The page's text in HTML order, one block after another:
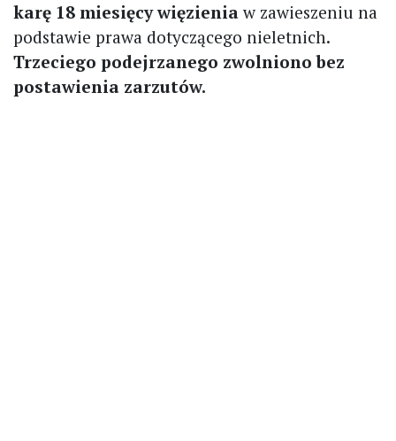
karę 18 miesięcy więzieniaw zawieszeniu na
podstawie prawa dotyczącego nieletnich.
Trzeciego podejrzanego zwolniono bez
postawienia zarzutów.